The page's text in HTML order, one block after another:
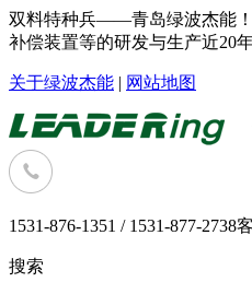
双料特种兵——青岛绿波杰能
补偿装置等的研发与生产近20年
关于绿波杰能 | 网站地图
1531-876-1351 / 1531-877-2738
搜索